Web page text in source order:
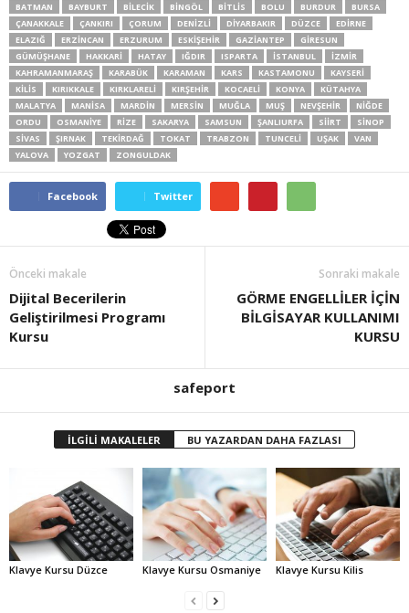
BATMAN
BAYBURT BILECIK BINGÖL BITLIS BOLU BURDUR
BURSA
ÇANAKKALE
ÇANKIRI ÇORUM DENIZLI DIYARBAKIR DÜZCE
EDIRNE
ELAZIĞ
ERZINCAN ERZURUM ESKIŞEHIR GAZIANTEP
GIRESUN
GÜMÜŞHANE
HAKKARI HATAY IĞDIR ISPARTA İSTANBUL
İZMIR
KAHRAMANMARAŞ
KARABÜK KARAMAN KARS KASTAMONU
KAYSERI
KILIS
KIRIKKALE KIRKLARELI KIRŞEHIR KOCAELI KONYA
KÜTAHYA
MALATYA
MANISA MARDIN MERSIN MUĞLA MUŞ NEVŞEHIR
NIĞDE
ORDU
OSMANIYE RIZE SAKARYA SAMSUN ŞANLIURFA SIIRT
SINOP
SIVAS
ŞIRNAK TEKIRDAĞ TOKAT TRABZON TUNCELI UŞAK
VAN
YALOVA
YOZGAT ZONGULDAK
Facebook Twitter
Önceki makale
Dijital Becerilerin
Geliştirilmesi Programı
Kursu
Sonraki makale
GÖRME ENGELLİLER İÇİN
BİLGİSAYAR KULLANIMI
KURSU
safeport
İLGİLİ MAKALELER BU YAZARDAN DAHA FAZLASI
Klavye Kursu Düzce Klavye Kursu Osmaniye Klavye Kursu Kilis